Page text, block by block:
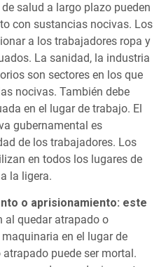
salud a largo plazo pueden
con sustancias nocivas. Los
a los trabajadores ropa y
La sanidad, la industria
son sectores en los que
nocivas. También debe
en el lugar de trabajo. El
gubernamental es
de los trabajadores. Los
en todos los lugares de
la ligera.
o aprisionamiento: este
al quedar atrapado o
en el lugar de
puede ser mortal.